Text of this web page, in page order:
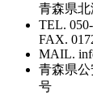
青森県
TEL.
FAX.
MAIL.
青森県
号